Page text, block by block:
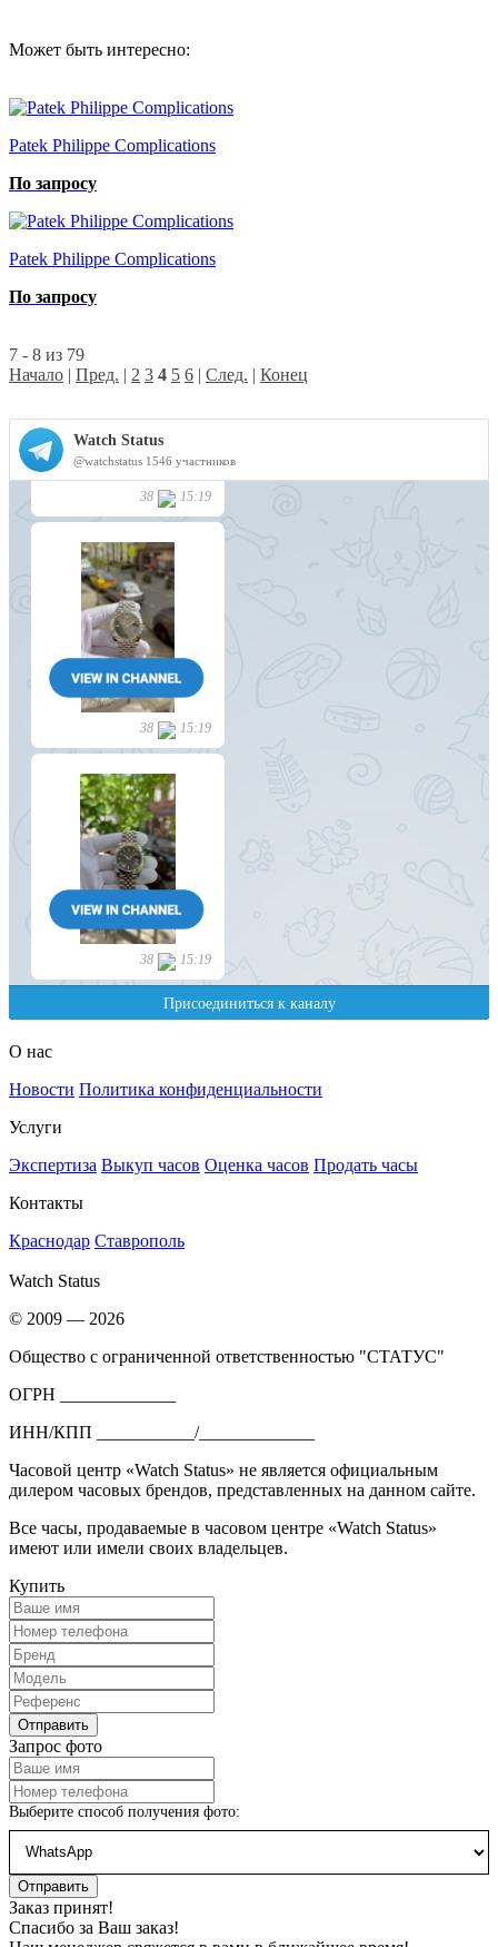
Может быть интересно:
Patek Philippe Complications
По запросу
Patek Philippe Complications
По запросу
7 - 8 из 79
Начало | Пред. | 2 3 4 5 6 | След. | Конец
О нас
Новости Политика конфиденциальности
Услуги
Экспертиза Выкуп часов Оценка часов Продать часы
Контакты
Краснодар Ставрополь
Watch Status
© 2009 — 2026
Общество с ограниченной ответственностью "СТАТУС"
ОГРН _____________
ИНН/КПП ___________/_____________
Часовой центр «Watch Status» не является официальным
дилером часовых брендов, представленных на данном сайте.
Все часы, продаваемые в часовом центре «Watch Status»
имеют или имели своих владельцев.
Купить
Запрос фото
Выберите способ получения фото:
Заказ принят!
Спасибо за Ваш заказ!